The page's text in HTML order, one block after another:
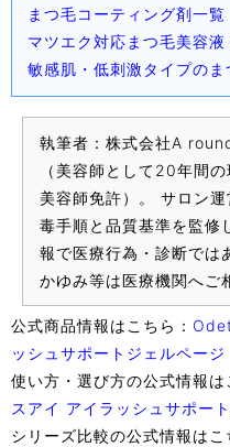
まつ毛コーティング剤一覧
マツエク対応まつ毛美容
敏感肌・低刺激タイプのま
執筆者：株式会社A
（美容師として20年間
美容師免許）。 サロン
毒手順と品質基準を監修
報で医療行為・診断では
かゆみ等は医療機関へご
公式商品情報はこちら：
ッシュサポートジェルページ
使い方・選び方の公式情報は
スアイ アイラッシュサポー
シリーズ比較の公式情報はこ